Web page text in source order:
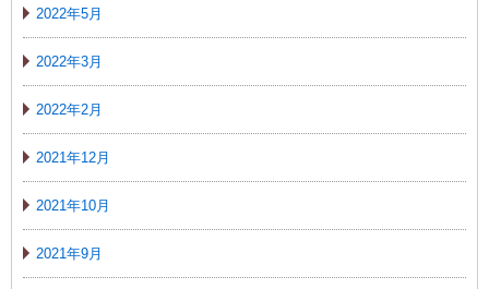
2022年5月
2022年3月
2022年2月
2021年12月
2021年10月
2021年9月